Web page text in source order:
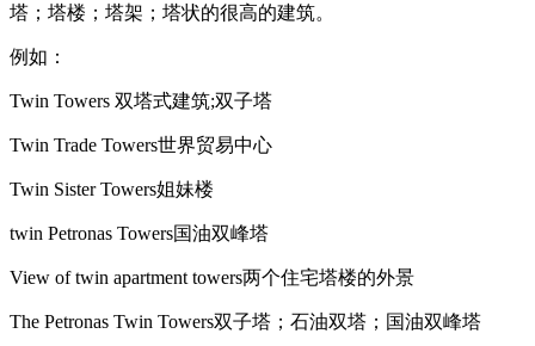
塔；塔楼；塔架；塔状的很高的建筑。
例如：
Twin Towers 双塔式建筑;双子塔
Twin Trade Towers世界贸易中心
Twin Sister Towers姐妹楼
twin Petronas Towers国油双峰塔
View of twin apartment towers两个住宅塔楼的外景
The Petronas Twin Towers双子塔；石油双塔；国油双峰塔